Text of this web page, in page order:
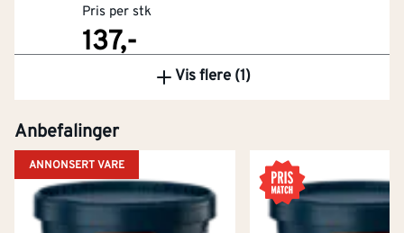
Pris per stk
137,-
Vis flere (1)
Anbefalinger
ANNONSERT VARE